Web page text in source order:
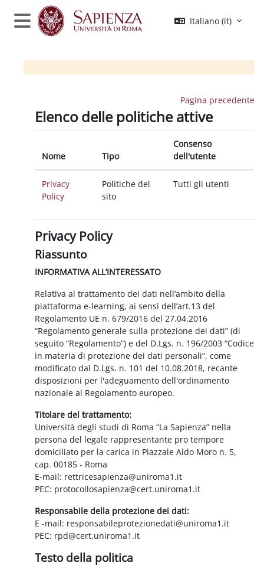
Vai al contenuto principale
Pannello laterale
Italiano ‎(it)‎
Pagina precedente
Elenco delle politiche attive
Nome Tipo
Consenso
dell'utente
Privacy
Policy
Politiche del
sito
Tutti gli utenti
Privacy Policy
Riassunto
INFORMATIVA ALL’INTERESSATO
Relativa al trattamento dei dati nell’ambito della
piattaforma e-learning, ai sensi dell’art.13 del
Regolamento UE n. 679/2016 del 27.04.2016
“Regolamento generale sulla protezione dei dati” (di
seguito “Regolamento”) e del D.Lgs. n. 196/2003 “Codice
in materia di protezione dei dati personali”, come
modificato dal D.Lgs. n. 101 del 10.08.2018, recante
disposizioni per l'adeguamento dell'ordinamento
nazionale al Regolamento europeo.
Titolare del trattamento:
Università degli studi di Roma “La Sapienza” nella
persona del legale rappresentante pro tempore
domiciliato per la carica in Piazzale Aldo Moro n. 5,
cap. 00185 - Roma
E-mail: rettricesapienza@uniroma1.it
PEC: protocollosapienza@cert.uniroma1.it
Responsabile della protezione dei dati:
E -mail: responsabileprotezionedati@uniroma1.it
PEC: rpd@cert.uniroma1.it
Testo della politica